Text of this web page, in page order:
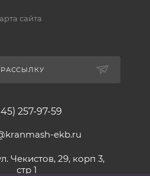
сайта
257-97-59
ekb.ru
Чекистов, 29, корп 3,
стр 1